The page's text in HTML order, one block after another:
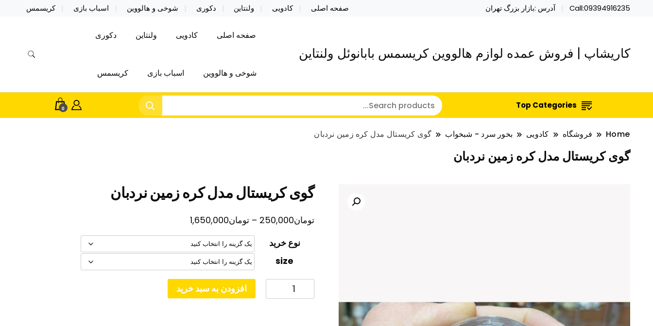
Call:09394916235 آدرس :بازار بزرگ تهران صفحه اصلی کادویی ولنتاین دکوری شوخی و هالووین اسباب بازی کریسمس
کاریشاپ | فروش عمده لوازم هالووین کریسمس بابانوئل ولنتاین
صفحه اصلی کادویی ولنتاین دکوری
شوخی و هالووین اسباب بازی کریسمس
Top Categories
0
Home فروشگاه کادویی بخور سرد - شبخواب گوی کریستال مدل کره زمین نردبان
گوی کریستال مدل کره زمین نردبان
گوی کریستال مدل کره زمین نردبان
تومان250,000
– تومان1,650,000محدوده
قیمت:
تومان250,000
تومان1,650,000
نوع خرید
size
کریستال
افزودن به سبد خرید